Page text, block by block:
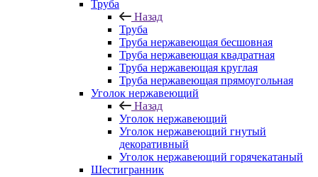
Труба
Назад
Труба
Труба нержавеющая бесшовная
Труба нержавеющая квадратная
Труба нержавеющая круглая
Труба нержавеющая прямоугольная
Уголок нержавеющий
Назад
Уголок нержавеющий
Уголок нержавеющий гнутый
декоративный
Уголок нержавеющий горячекатаный
Шестигранник